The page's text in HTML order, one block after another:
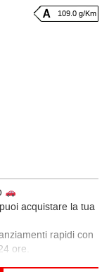
109.0 g/Km
acquistare la tua
rapidi con
ore.